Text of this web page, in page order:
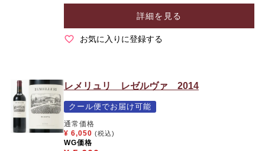
詳細を見る
お気に入りに登録する
レメリュリ レゼルヴァ 2014
クール便でお届け可能
通常価格
¥ 6,050 (税込)
WG価格